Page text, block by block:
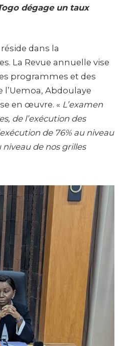
dégage un taux
dans la
La Revue annuelle vise
programmes et des
l’Uemoa, Abdoulaye
en œuvre. « L’examen
de l’exécution des
de 76% au niveau
de nos grilles